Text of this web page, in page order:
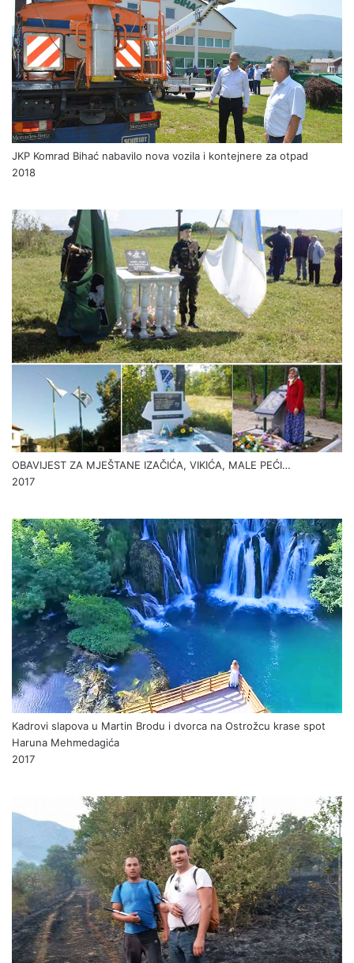
JKP Komrad Bihać nabavilo nova vozila i kontejnere za otpad
2018
OBAVIJEST ZA MJEŠTANE IZAČIĆA, VIKIĆA, MALE PEĆI…
2017
Kadrovi slapova u Martin Brodu i dvorca na Ostrožcu krase spot
Haruna Mehmedagića
2017